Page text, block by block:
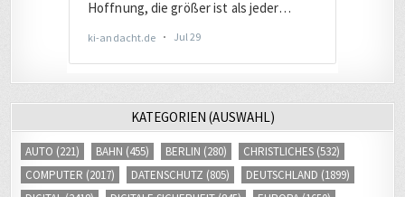
KATEGORIEN (AUSWAHL)
AUTO (221) BAHN (455) BERLIN (280) CHRISTLICHES (532)
COMPUTER (2017) DATENSCHUTZ (805) DEUTSCHLAND (1899)